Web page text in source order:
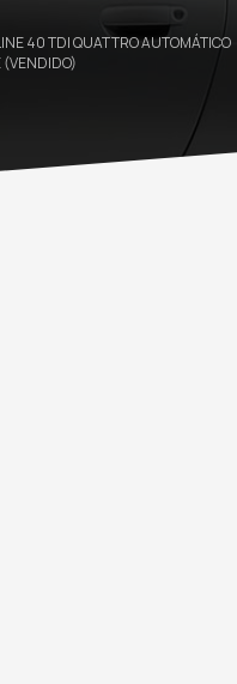
40 TDI QUATTRO AUTOMÁTICO
(VENDIDO)